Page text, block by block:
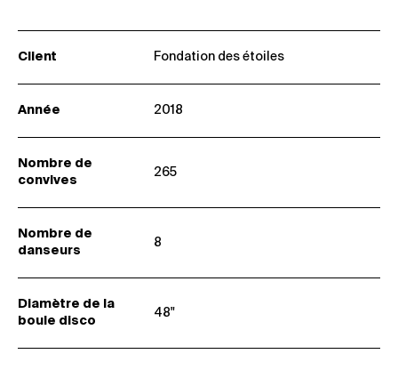
Client Fondation des étoiles
Année 2018
Nombre de
convives
265
Nombre de
danseurs
8
Diamètre de la
boule disco
48"